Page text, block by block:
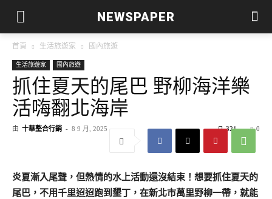
NEWSPAPER
首頁 生活旅遊家 國內旅遊
生活旅遊家 國內旅遊
抓住夏天的尾巴 野柳海洋樂
活嗨翻北海岸
由 十華整合行銷 - 8 9 月, 2025 0
321
炎夏漸入尾聲，但熱情的水上活動還沒結束！想要抓住夏天的
尾巴，不用千里迢迢跑到墾丁，在新北市萬里野柳一帶，就能